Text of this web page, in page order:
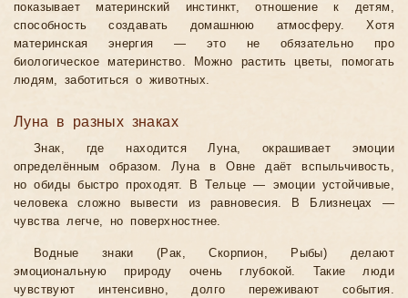
показывает материнский инстинкт, отношение к детям,
способность создавать домашнюю атмосферу. Хотя
материнская энергия — это не обязательно про
биологическое материнство. Можно растить цветы, помогать
людям, заботиться о животных.
Луна в разных знаках
Знак, где находится Луна, окрашивает эмоции
определённым образом. Луна в Овне даёт вспыльчивость,
но обиды быстро проходят. В Тельце — эмоции устойчивые,
человека сложно вывести из равновесия. В Близнецах —
чувства легче, но поверхностнее.
Водные знаки (Рак, Скорпион, Рыбы) делают
эмоциональную природу очень глубокой. Такие люди
чувствуют интенсивно, долго переживают события.